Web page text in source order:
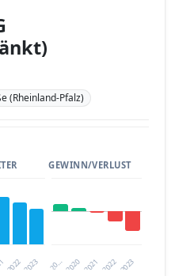
(Rheinland-Pfalz)
2023
2022
GEWINN/VERLUST
20… 2021 2023
2020 2022